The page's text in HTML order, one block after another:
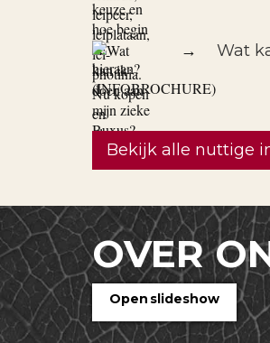
→ Wat
Bekijk alle nuttige
OVER
Open slideshow